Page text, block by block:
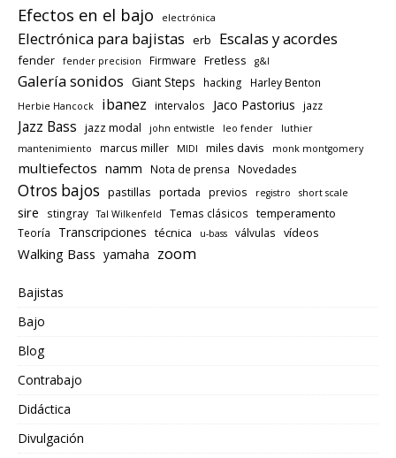
Efectos en el bajo electrónica
Electrónica para bajistas erb Escalas y acordes
fender fender precision Firmware Fretless g&l
Galería sonidos Giant Steps hacking Harley Benton
Herbie Hancock ibanez intervalos Jaco Pastorius jazz
Jazz Bass jazz modal john entwistle leo fender
luthier
mantenimiento
marcus miller MIDI miles davis monk montgomery
multiefectos namm Nota de prensa Novedades
Otros bajos pastillas portada previos registro short scale
sire stingray Tal Wilkenfeld Temas clásicos temperamento
Teoría Transcripciones técnica u-bass válvulas vídeos
Walking Bass yamaha zoom
Bajistas
Bajo
Blog
Contrabajo
Didáctica
Divulgación